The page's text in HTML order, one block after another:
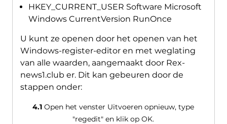
HKEY_CURRENT_USER Software Microsoft
Windows CurrentVersion RunOnce
U kunt ze openen door het openen van het
Windows-register-editor en met weglating
van alle waarden, aangemaakt door Rex-
news1.club er. Dit kan gebeuren door de
stappen onder:
4.1 Open het venster Uitvoeren opnieuw, type
"regedit" en klik op OK.